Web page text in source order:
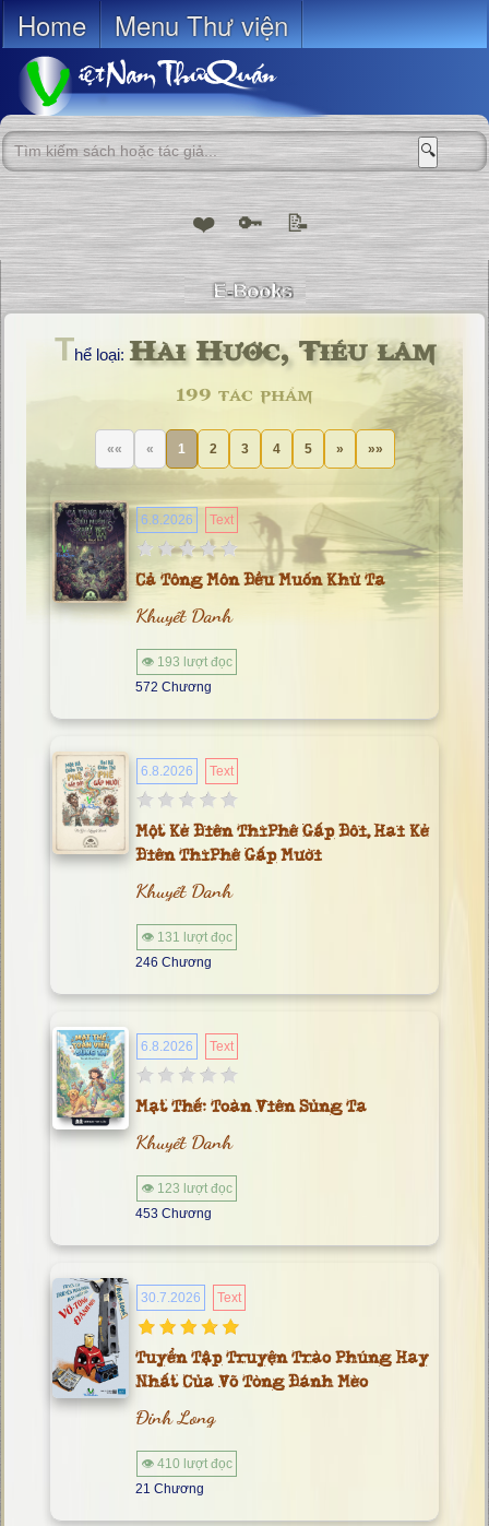
Home Menu Thư viện
🔍
❤️ 🔑 📝
Thể loại: Hài Hước, Tiếu lâm
199 tác phẩm
«« « 1 2 3 4 5 » »»
6.8.2026 Text
Cả Tông Môn Đều Muốn Khử Ta
Khuyết Danh
👁 193 lượt đọc
572 Chương
6.8.2026 Text
Một Kẻ Điên Thì Phê Gấp Đôi, Hai Kẻ
Điên Thì Phê Gấp Mười
Khuyết Danh
👁 131 lượt đọc
246 Chương
6.8.2026 Text
Mạt Thế: Toàn Viên Sủng Ta
Khuyết Danh
👁 123 lượt đọc
453 Chương
30.7.2026 Text
Tuyển Tập Truyện Trào Phúng Hay
Nhất Của Võ Tòng Đánh Mèo
Đinh Long
👁 410 lượt đọc
21 Chương